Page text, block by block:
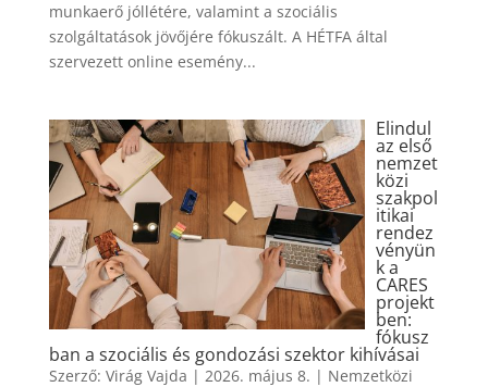
munkaerő jóllétére, valamint a szociális
szolgáltatások jövőjére fókuszált. A HÉTFA által
szervezett online esemény...
Elindul
az első
nemzet
közi
szakpol
itikai
rendez
vényün
k a
CARES
projekt
ben:
fókusz
ban a szociális és gondozási szektor kihívásai
Szerző: Virág Vajda | 2026. május 8. | Nemzetközi